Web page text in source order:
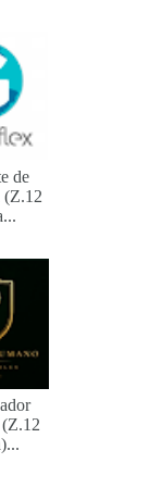
de
(Z.12